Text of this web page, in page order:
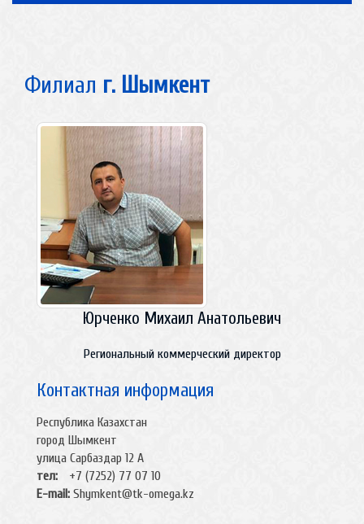
Филиал г. Шымкент
Юрченко Михаил Анатольевич
Региональный коммерческий директор
Контактная информация
Республика Казахстан
город Шымкент
улица Сарбаздар 12 А
тел:
+7 (7252) 77 07 10
E-mail: Shymkent@tk-omega.kz